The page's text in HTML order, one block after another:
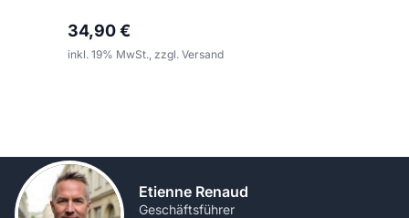
34,90 €
inkl. 19% MwSt., zzgl. Versand
Etienne Renaud
Geschäftsführer